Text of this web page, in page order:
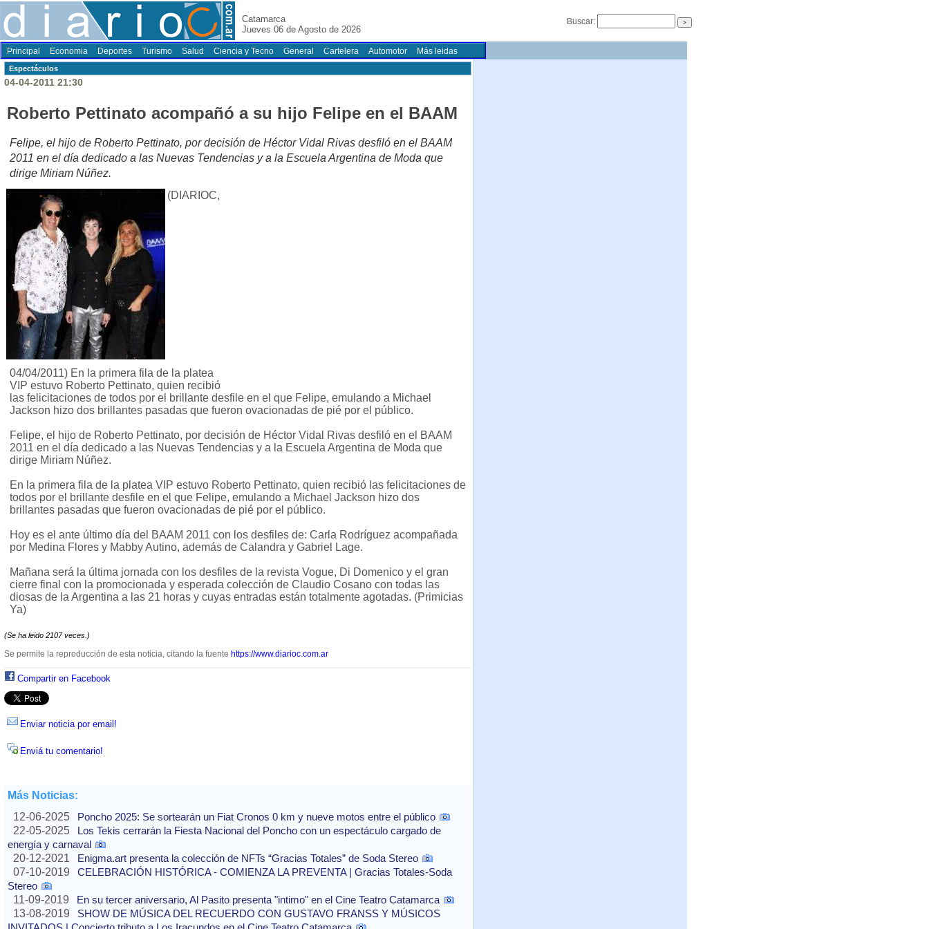
Catamarca
Jueves 06 de Agosto de 2026
Buscar:
Principal Economia Deportes Turismo Salud Ciencia y Tecno General Cartelera Automotor Más leidas
Espectáculos
04-04-2011 21:30
Roberto Pettinato acompañó a su hijo Felipe en el BAAM
Felipe, el hijo de Roberto Pettinato, por decisión de Héctor Vidal Rivas desfiló en el BAAM
2011 en el día dedicado a las Nuevas Tendencias y a la Escuela Argentina de Moda que
dirige Miriam Núñez.
(DIARIOC,
04/04/2011) En la primera fila de la platea
VIP estuvo Roberto Pettinato, quien recibió
las felicitaciones de todos por el brillante desfile en el que Felipe, emulando a Michael
Jackson hizo dos brillantes pasadas que fueron ovacionadas de pié por el público.
Felipe, el hijo de Roberto Pettinato, por decisión de Héctor Vidal Rivas desfiló en el BAAM
2011 en el día dedicado a las Nuevas Tendencias y a la Escuela Argentina de Moda que
dirige Miriam Núñez.
En la primera fila de la platea VIP estuvo Roberto Pettinato, quien recibió las felicitaciones de
todos por el brillante desfile en el que Felipe, emulando a Michael Jackson hizo dos
brillantes pasadas que fueron ovacionadas de pié por el público.
Hoy es el ante último día del BAAM 2011 con los desfiles de: Carla Rodríguez acompañada
por Medina Flores y Mabby Autino, además de Calandra y Gabriel Lage.
Mañana será la última jornada con los desfiles de la revista Vogue, Di Domenico y el gran
cierre final con la promocionada y esperada colección de Claudio Cosano con todas las
diosas de la Argentina a las 21 horas y cuyas entradas están totalmente agotadas. (Primicias
Ya)
(Se ha leido 2107 veces.)
Se permite la reproducción de esta noticia, citando la fuente https://www.diarioc.com.ar
Compartir en Facebook
Enviar noticia por email!
Enviá tu comentario!
Más Noticias:
12-06-2025
Poncho 2025: Se sortearán un Fiat Cronos 0 km y nueve motos entre el público
22-05-2025
Los Tekis cerrarán la Fiesta Nacional del Poncho con un espectáculo cargado de
energía y carnaval
20-12-2021
Enigma.art presenta la colección de NFTs “Gracias Totales” de Soda Stereo
07-10-2019
CELEBRACIÓN HISTÓRICA - COMIENZA LA PREVENTA | Gracias Totales-Soda
Stereo
11-09-2019
En su tercer aniversario, Al Pasito presenta "intimo" en el Cine Teatro Catamarca
13-08-2019
SHOW DE MÚSICA DEL RECUERDO CON GUSTAVO FRANSS Y MÚSICOS